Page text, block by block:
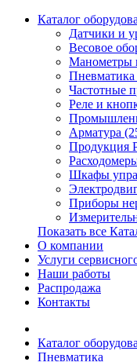
Каталог
Датчики и
Весовое
Манометры
Пневматика
Частотные
Реле и
Арматура
Продукция
Шкафы
Приборы
Показать все
О компании
Услуги
Наши работы
Распродажа
Контакты
Каталог
Пневматика